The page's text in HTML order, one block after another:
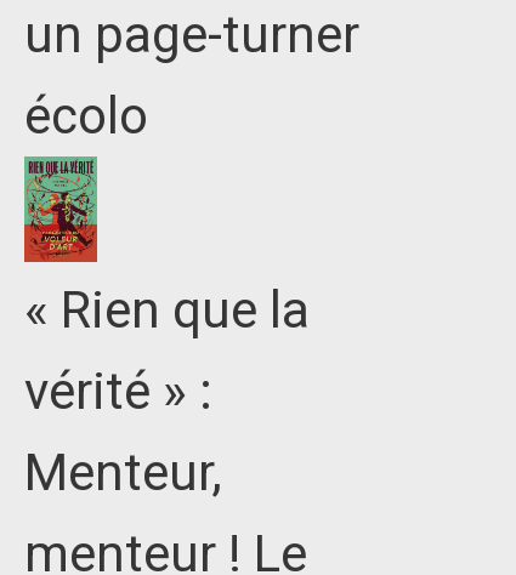
un page-turner
écolo
« Rien que la
vérité » :
Menteur,
menteur ! Le